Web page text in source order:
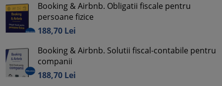
Booking & Airbnb. Obligatii fiscale pentru
persoane fizice
188,70 Lei
Booking & Airbnb. Solutii fiscal-contabile pentru
companii
188,70 Lei